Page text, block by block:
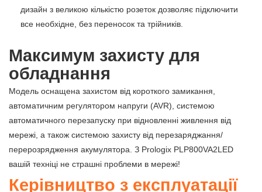
дизайн з великою кількістю розеток дозволяє підключити
все необхідне, без переносок та трійників.
Максимум захисту для
обладнання
Модель оснащена захистом від короткого замикання,
автоматичним регулятором напруги (AVR), системою
автоматичного перезапуску при відновленні живлення від
мережі, а також системою захисту від перезаряджання/
перерозрядження акумулятора. З Prologix PLP800VA2LED
вашій техніці не страшні проблеми в мережі!
Керівництво з експлуатації